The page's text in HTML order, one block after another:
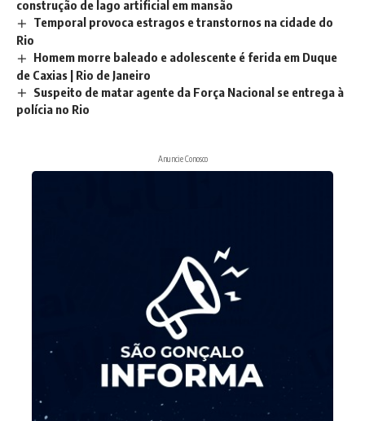
construção de lago artificial em mansão
Temporal provoca estragos e transtornos na cidade do
Rio
Homem morre baleado e adolescente é ferida em Duque
de Caxias | Rio de Janeiro
Suspeito de matar agente da Força Nacional se entrega à
polícia no Rio
Anuncie Conosco